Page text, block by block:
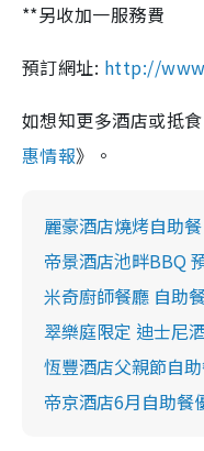
**另收加一服務費
預訂網址: http://
如想知更多酒店或抵
惠情報》。
麗豪酒店燒烤自助
帝景酒店池畔BBQ
米奇廚師餐廳 自助
翠樂庭限定 迪士尼
恆豐酒店父親節自
帝京酒店6月自助餐